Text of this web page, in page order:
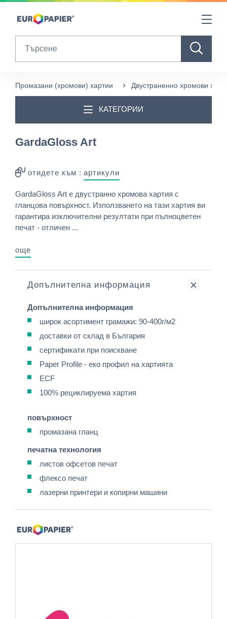
Table Of Content
Други продукти, които може да ви харесат
Промазани (хромови) хартии Двустраненно хромови
КАТЕГОРИИ
GardaGloss Art
отидете към : артикули
GardaGloss Art е двустранно хромова хартия с
гланцова повърхност. Използването на тази хартия ви
гарантира изключителни резултати при пълноцветен
печат - отличен ...
още
Допълнителна информация
Допълнителна информация
широк асортимент грамажи: 90-400г/м2
доставки от склад в България
сертификати при поискване
Paper Profile - еко профил на хартията
ECF
100% рециклируема хартия
повърхност
промазана гланц
печатна технология
листов офсетов печат
флексо печат
лазерни принтери и копирни машини